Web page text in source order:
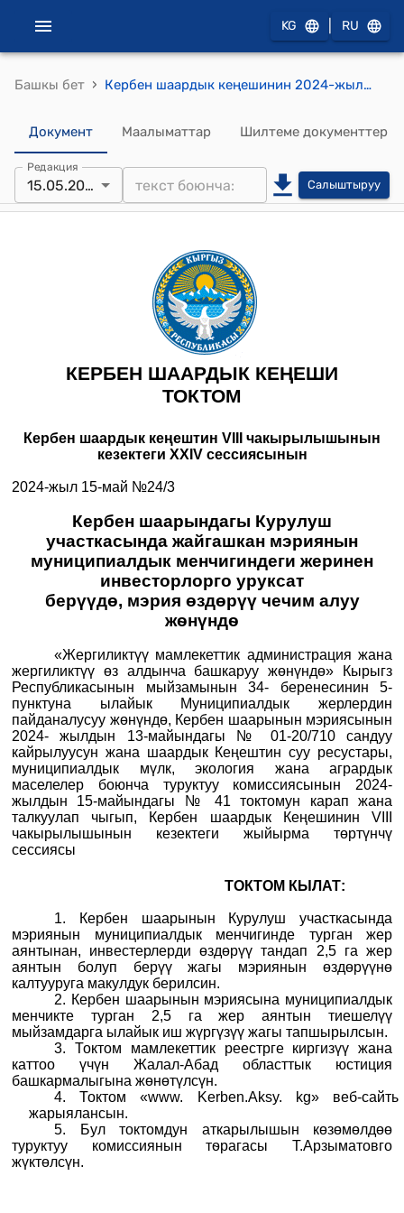
KG RU
Башкы бет › Кербен шаардык кеңешинин 2024-жылынын 15-майындагы № 24/3 “Кербен шаарындагы Курулуш участкасында жайгашкан мэриянын муниципиалдык менчигиндеги жеринен инвесторлорго уруксат берүүдө, мэрия өздөрүү чечим алуу жѳнүндѳ” токтому
Документ Маалыматтар Шилтеме документтер
Редакция
15.05.2024 Салыштыруу